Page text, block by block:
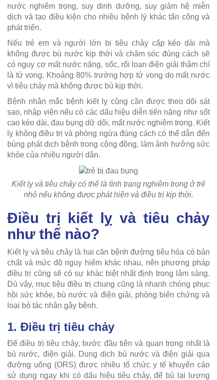
nước nghiêm trọng, suy dinh dưỡng, suy giảm hệ miễn
dịch và tạo điều kiện cho nhiều bệnh lý khác tấn công và
phát triển.
Nếu trẻ em và người lớn bị tiêu chảy cấp kéo dài mà
không được bù nước kịp thời và chăm sóc đúng cách sẽ
có nguy cơ mất nước nặng, sốc, rối loạn điện giải thậm chí
là tử vong. Khoảng 80% trường hợp tử vong do mất nước
vì tiêu chảy mà không được bù kịp thời.
Bệnh nhân mắc bệnh kiết lỵ cũng cần được theo dõi sát
sao, nhập viện nếu có các dấu hiệu diễn tiến nặng như sốt
cao kéo dài, đau bụng dữ dội, mất nước nghiêm trọng. Kiết
lỵ không điều trị và phòng ngừa đúng cách có thể dẫn đến
bùng phát dịch bệnh trong cộng đồng, làm ảnh hưởng sức
khỏe của nhiều người dân.
Kiết lỵ và tiêu chảy có thể là tình trạng nghiêm trọng ở trẻ
nhỏ nếu không được phát hiện và điều trị kịp thời.
Điều trị kiết lỵ và tiêu chảy
như thế nào?
Kiết lỵ và tiêu chảy là hai căn bệnh đường tiêu hóa có bản
chất và mức độ nguy hiểm khác nhau, nên phương pháp
điều trị cũng sẽ có sự khác biệt nhất định trong lâm sàng.
Dù vậy, mục tiêu điều trị chung cũng là nhanh chóng phục
hồi sức khỏe, bù nước và điện giải, phòng biến chứng và
loại bỏ tác nhân gây bệnh.
1. Điều trị tiêu chảy
Để điều trị tiêu chảy, bước đầu tiên và quan trọng nhất là
bù nước, điện giải. Dung dịch bù nước và điện giải qua
đường uống (ORS) được nhiều tổ chức y tế khuyến cáo
sử dụng ngay khi có dấu hiệu tiêu chảy, để bù lại lượng